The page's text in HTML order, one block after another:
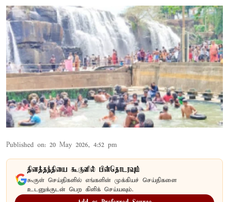
Published on: 20 May 2026, 4:52 pm
தினத்தந்தியை கூகுளில் பின்தொடரவும்
கூகுள் செய்திகளில் எங்களின் முக்கியச் செய்திகளை
உடனுக்குடன் பெற கிளிக் செய்யவும்.